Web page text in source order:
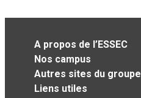
A propos de l’ESSEC
Nos campus
Autres sites du groupe
Liens utiles